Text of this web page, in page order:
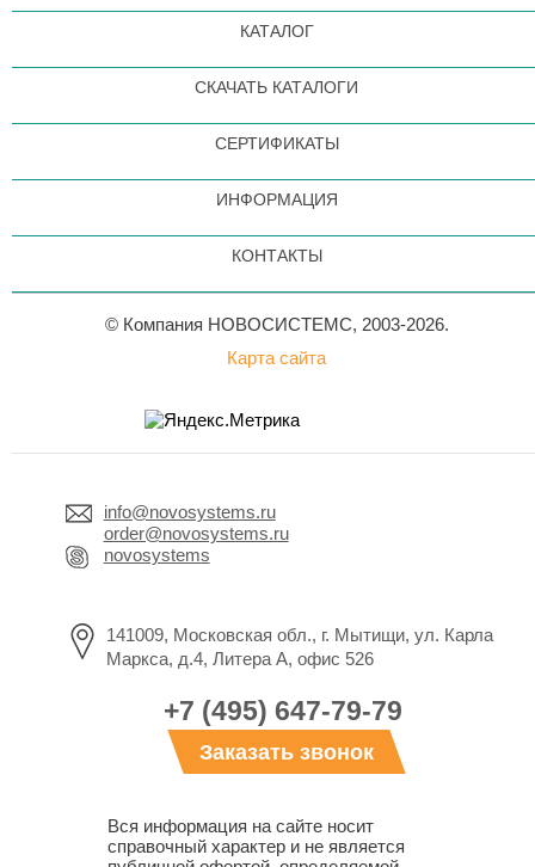
КАТАЛОГ
СКАЧАТЬ КАТАЛОГИ
СЕРТИФИКАТЫ
ИНФОРМАЦИЯ
КОНТАКТЫ
© Компания НОВОСИСТЕМС, 2003-2026.
Карта сайта
info@novosystems.ru
order@novosystems.ru
novosystems
141009, Московская обл., г. Мытищи, ул. Карла
Маркса, д.4, Литера А, офис 526
+7 (495) 647-79-79
Заказать звонок
Вся информация на сайте носит
справочный характер и не является